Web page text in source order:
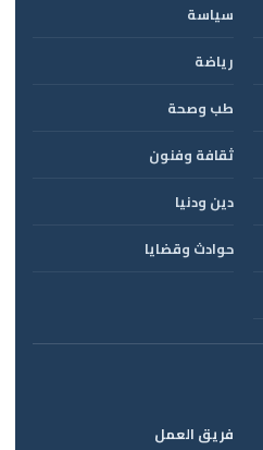
سياسة
رياضة
طب وصحة
ثقافة وفنون
دين ودنيا
حوادث وقضايا
فريق العمل